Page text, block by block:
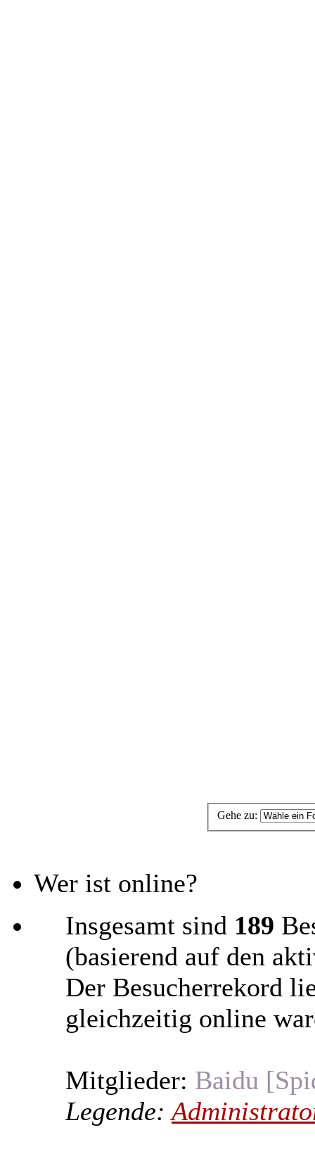
Gehe zu:
Wer ist online?
Insgesamt sind 189
(basierend auf den
Der Besucherrekord
gleichzeitig online
Mitglieder: Baidu
Legende: